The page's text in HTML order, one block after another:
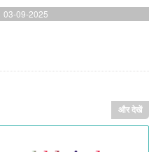
03-09-2025
और देखें